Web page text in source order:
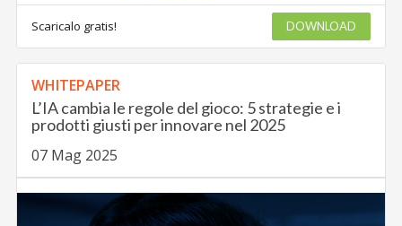
Scaricalo gratis! DOWNLOAD
WHITEPAPER
L’IA cambia le regole del gioco: 5 strategie e i
prodotti giusti per innovare nel 2025
07 Mag 2025